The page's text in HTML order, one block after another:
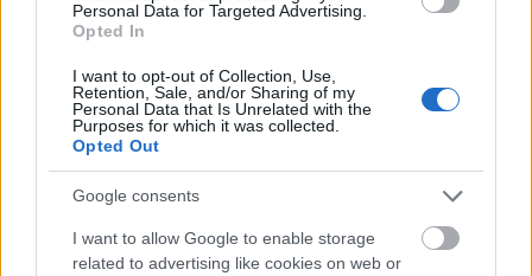
Personal Data for Targeted Advertising.
Opted In
I want to opt-out of Collection, Use,
Retention, Sale, and/or Sharing of my
Personal Data that Is Unrelated with the
Purposes for which it was collected.
Opted Out
Google consents
I want to allow Google to enable storage
related to advertising like cookies on web or
Amikor a férfi prostit keres a neten,
de nagyon meglepődik